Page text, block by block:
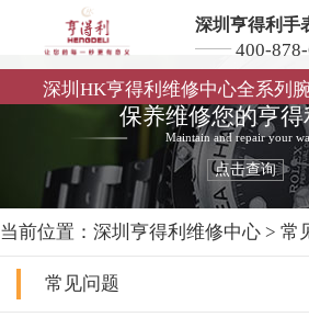
深圳亨得利手
400-
深圳HK亨得利维修中心全系列
保养维修您的亨
Maintain and repair your
点击查询
当前位置： 深圳亨得利维修中心 > 常
常见问题